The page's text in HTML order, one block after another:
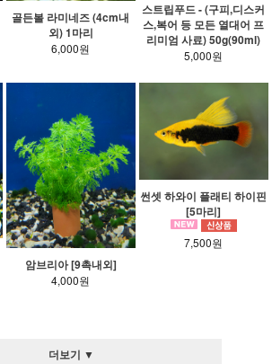
골든볼 라미네즈 (4cm내
외) 1마리
6,000원
스트립푸드 - (구피,디스커
스,복어 등 모든 열대어 프
리미엄 사료) 50g(90ml)
5,000원
암브리아 [9촉내외]
4,000원
썬셋 하와이 플래티 하이핀
[5마리]
7,500원
더보기 ▼